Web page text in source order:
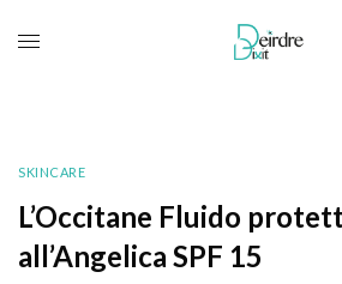
SKINCARE
L’Occitane Fluido
all’Angelica SPF 15